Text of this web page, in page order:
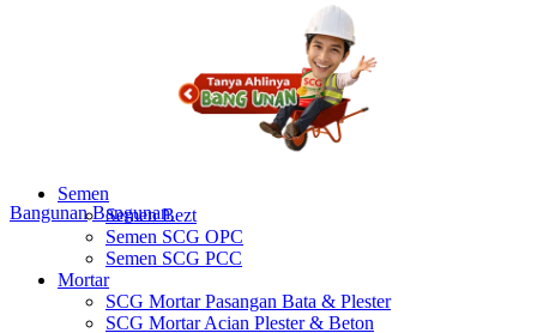
Bangunan Bangunan
Semen
Semen Bezt
Semen SCG OPC
Semen SCG PCC
Mortar
SCG Mortar Pasangan Bata & Plester
SCG Mortar Acian Plester & Beton